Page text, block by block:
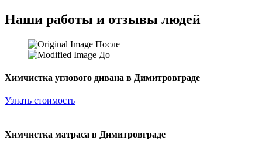
Наши работы и отзывы людей
После
До
Химчистка углового дивана в Димитровграде
Узнать стоимость
Химчистка матраса в Димитровграде